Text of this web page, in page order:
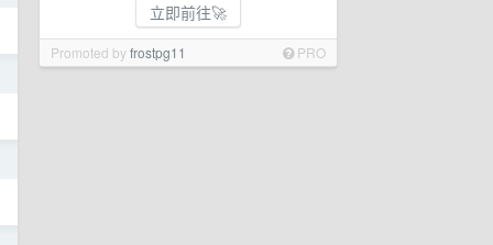
立即前往🚀
Promoted byfrostpg11 PRO